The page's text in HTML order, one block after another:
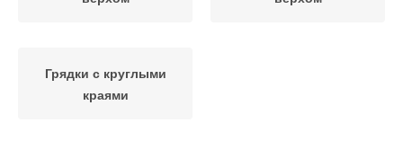
Грядки с круглыми
краями